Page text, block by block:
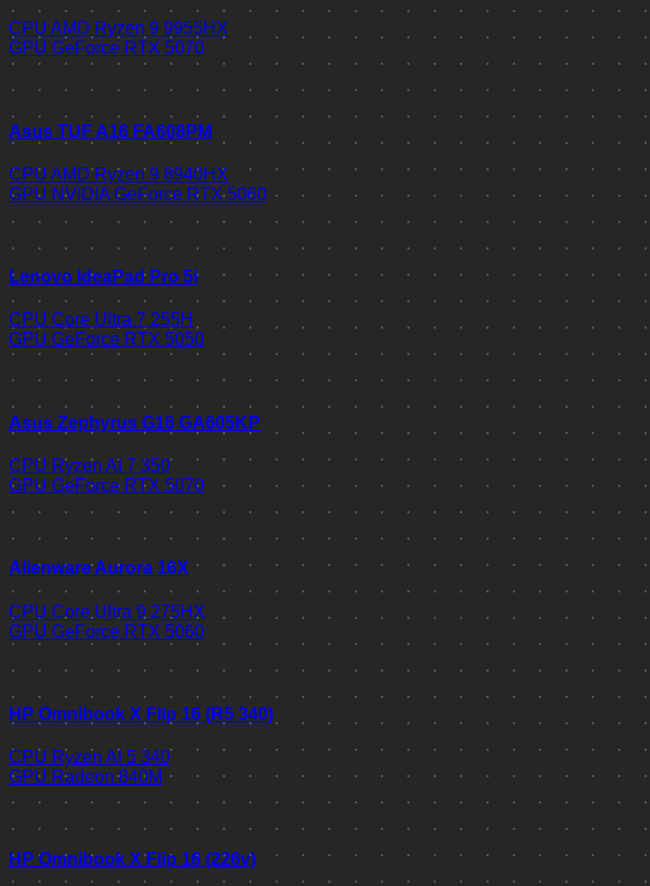
CPU AMD Ryzen 9 9955HX
GPU GeForce RTX 5070
Asus TUF A16 FA608PM
CPU AMD Ryzen 9 8940HX
GPU NVIDIA GeForce RTX 5060
Lenovo IdeaPad Pro 5i
CPU Core Ultra 7 255H
GPU GeForce RTX 5050
Asus Zephyrus G16 GA605KP
CPU Ryzen AI 7 350
GPU GeForce RTX 5070
Alienware Aurora 16X
CPU Core Ultra 9 275HX
GPU GeForce RTX 5060
HP Omnibook X Flip 16 (R5 340)
CPU Ryzen AI 5 340
GPU Radeon 840M
HP Omnibook X Flip 16 (226v)